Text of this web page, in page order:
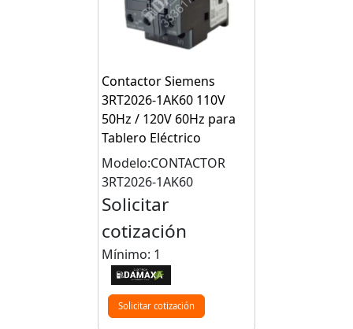
Contactor Siemens
3RT2026-1AK60 110V
50Hz / 120V 60Hz para
Tablero Eléctrico
Modelo:CONTACTOR
3RT2026-1AK60
Solicitar
cotización
Mínimo: 1
Solicitar cotización